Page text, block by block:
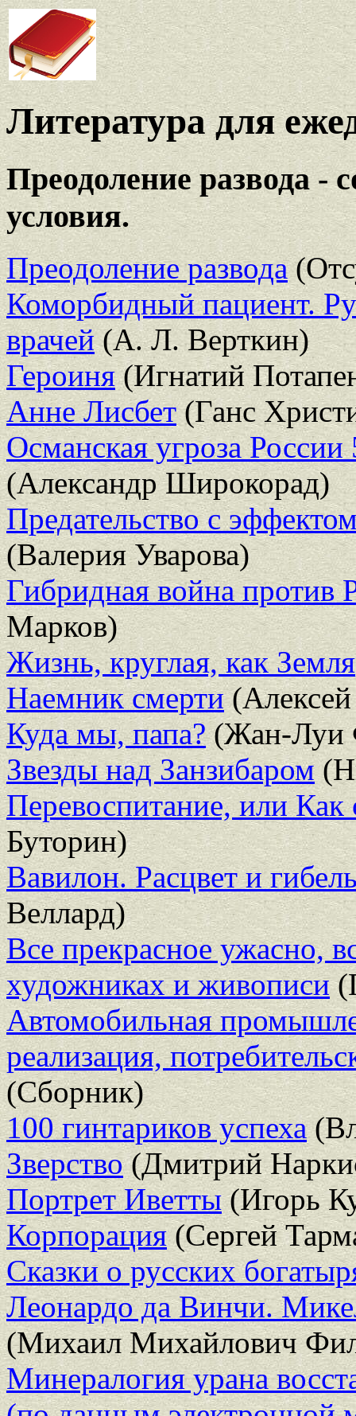
Литература для
Преодоление развода -
условия.
Преодоление развода
Коморбидный пациент.
врачей(А. Л. Верткин)
Героиня(Игнатий
Анне Лисбет(Ганс
Османская угроза
(Александр Широкорад)
Предательство с
(Валерия Уварова)
Гибридная война против
Марков)
Жизнь, круглая, как Земля
Наемник смерти
Куда мы, папа?(Жан-Луи
Звезды над Занзибаром
Перевоспитание, или Как
Буторин)
Вавилон. Расцвет и
Веллард)
Все прекрасное ужасно,
художниках и живописи
Автомобильная
реализация,
(Сборник)
100 гинтариков успеха
Зверство(Дмитрий
Портрет Иветты(Игорь
Корпорация(Сергей
Сказки о русских
Леонардо да Винчи.
(Михаил Михайлович
Минералогия урана